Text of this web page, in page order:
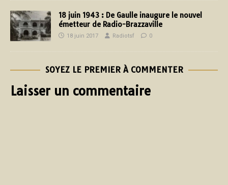
18 juin 1943 : De Gaulle inaugure le nouvel
émetteur de Radio-Brazzaville
18 juin 2017 Radiotsf 0
SOYEZ LE PREMIER À COMMENTER
Laisser un commentaire